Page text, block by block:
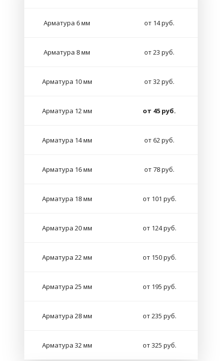
Арматура 6 мм от 14 руб.
Арматура 8 мм от 23 руб.
Арматура 10 мм от 32 руб.
Арматура 12 мм от 45 руб.
Арматура 14 мм от 62 руб.
Арматура 16 мм от 78 руб.
Арматура 18 мм от 101 руб.
Арматура 20 мм от 124 руб.
Арматура 22 мм от 150 руб.
Арматура 25 мм от 195 руб.
Арматура 28 мм от 235 руб.
Арматура 32 мм от 325 руб.